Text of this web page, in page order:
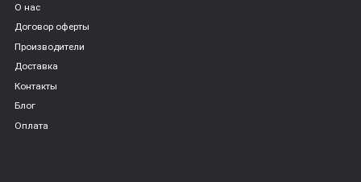
О нас
Договор оферты
Производители
Доставка
Контакты
Блог
Оплата